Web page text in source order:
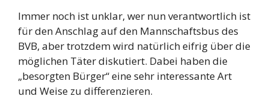
Immer noch ist unklar, wer nun verantwortlich ist
für den Anschlag auf den Mannschaftsbus des
BVB, aber trotzdem wird natürlich eifrig über die
möglichen Täter diskutiert. Dabei haben die
„besorgten Bürger“ eine sehr interessante Art
und Weise zu differenzieren.